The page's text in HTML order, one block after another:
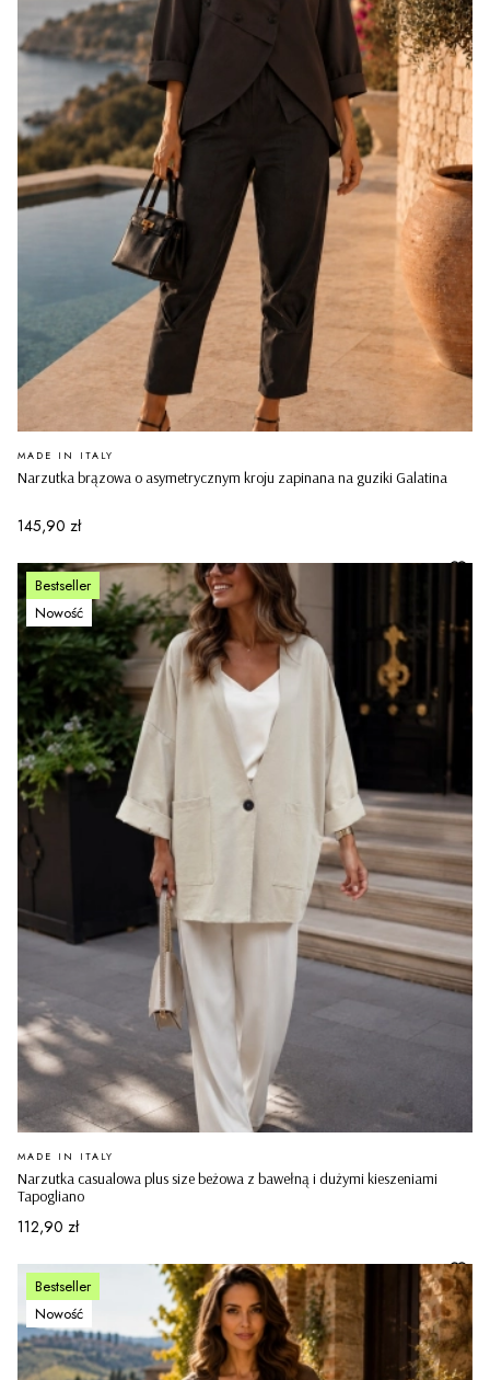
Narzutka brązowa o asymetrycznym kroju zapinana na guziki Galatina
PRODUCENT
MADE IN ITALY
Cena
145,90 zł
Bestseller
Nowość
Narzutka casualowa plus size beżowa z bawełną i dużymi kieszeniami
Tapogliano
PRODUCENT
MADE IN ITALY
Cena
112,90 zł
Bestseller
Nowość